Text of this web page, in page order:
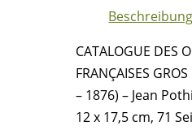
CHIFFRES
–
1876)
-
Jean
Beschreibung
CATALOGUE DES
FRANÇAISES
– 1876) – Jean
12 x 17,5 cm, 71